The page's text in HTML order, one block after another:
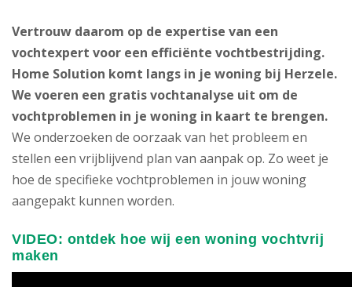
Vertrouw daarom op de expertise van een
vochtexpert voor een efficiënte vochtbestrijding.
Home Solution komt langs in je woning bij Herzele.
We voeren een gratis vochtanalyse uit om de
vochtproblemen in je woning in kaart te brengen.
We onderzoeken de oorzaak van het probleem en
stellen een vrijblijvend plan van aanpak op. Zo weet je
hoe de specifieke vochtproblemen in jouw woning
aangepakt kunnen worden.
VIDEO: ontdek hoe wij een woning vochtvrij
maken